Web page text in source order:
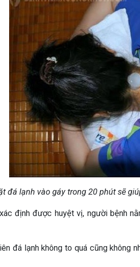
đá lạnh vào gáy trong 20 phút sẽ
định được huyệt vị, người bệnh
đá lạnh không to quá cũng không